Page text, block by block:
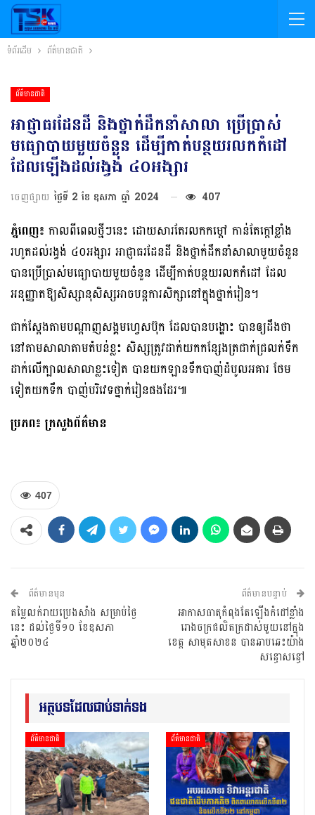
ទំព័រដើម ព័ត៌មានជាតិ
ព័ត៌មានជាតិ
អាជ្ញាធរដែនដី និងថ្នាក់ដឹកនាំសាលា ប្រើប្រាស់
មធ្យោបាយមួយចំនួន ដើម្បីកាត់បន្ថយរលកកំដៅ
ដែលឡើងដល់រង្វង់ ៤០អង្សារ
ចេញផ្សាយ ថ្ងៃទី 2 ខែ ឧសភា ឆ្នាំ 2024 407
ភ្នំពេញ៖ កាលពីពេលថ្មីៗនេះ ដោយសារតែរលកកម្តៅ កាន់តែក្តៅខ្លាំង
រហូតដល់រង្វង់ ៤០អង្សារ អាជ្ញាធរដែនដី និងថ្នាក់ដឹកនាំសាលាមួយចំនួន
បានប្រើប្រាស់មធ្យោបាយមួយចំនួន ដើម្បីកាត់បន្ថយរលកកំដៅ ដែល
អនុញ្ញាតឱ្យសិស្សានុសិស្សអាចបន្តការសិក្សានៅក្នុងថ្នាក់រៀន។
ជាក់ស្តែងតាមបណ្ដាញសង្គមហ្វេសប៊ុក ដែលបានបង្ហោះ បានឲ្យដឹងថា
នៅតាមសាលាតាមតំបន់ខ្លះ សិស្សត្រូវដាក់យកកន្សែងត្រជាក់ជ្រលក់ទឹក
ដាក់លើក្បាល​សាលាខ្លះទៀត បានយកឡានទឹកបាញ់ដំបូលអគារ ថែម
ទៀតយកទឹក បាញ់បរិវេទថ្នាក់រៀនផងដែរ៕
ប្រភព៖ ក្រសួងព័ត៌មាន
407
ព័ត៌មានមុន
តម្លៃលក់រាយប្រេងសាំង សម្រាប់ថ្ងៃ
នេះ ដល់ថ្ងៃទី១០ ខែឧសភា
ឆ្នាំ២០២៤
ព័ត៌មានបន្ទាប់
អាកាសធាតុកំពុងតែឡើងកំដៅខ្លាំង
រោងចក្រផលិតក្រដាស់មួយនៅក្នុង
ខេត្ត សាមុតសាខន បានឆាបឆេះយ៉ាង
សន្ធោសន្ធៅ
អត្ថបទដែលជាប់ទាក់ទង
ព័ត៌មានជាតិ ព័ត៌មានជាតិ